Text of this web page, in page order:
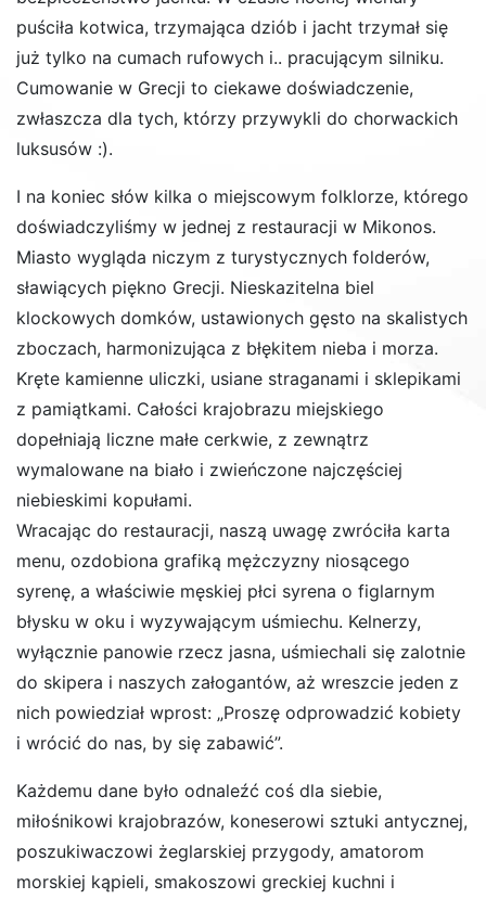
puściła kotwica, trzymająca dziób i jacht trzymał się
już tylko na cumach rufowych i.. pracującym silniku.
Cumowanie w Grecji to ciekawe doświadczenie,
zwłaszcza dla tych, którzy przywykli do chorwackich
luksusów :).
I na koniec słów kilka o miejscowym folklorze, którego
doświadczyliśmy w jednej z restauracji w Mikonos.
Miasto wygląda niczym z turystycznych folderów,
sławiących piękno Grecji. Nieskazitelna biel
klockowych domków, ustawionych gęsto na skalistych
zboczach, harmonizująca z błękitem nieba i morza.
Kręte kamienne uliczki, usiane straganami i sklepikami
z pamiątkami. Całości krajobrazu miejskiego
dopełniają liczne małe cerkwie, z zewnątrz
wymalowane na biało i zwieńczone najczęściej
niebieskimi kopułami.
Wracając do restauracji, naszą uwagę zwróciła karta
menu, ozdobiona grafiką mężczyzny niosącego
syrenę, a właściwie męskiej płci syrena o figlarnym
błysku w oku i wyzywającym uśmiechu. Kelnerzy,
wyłącznie panowie rzecz jasna, uśmiechali się zalotnie
do skipera i naszych załogantów, aż wreszcie jeden z
nich powiedział wprost: „Proszę odprowadzić kobiety
i wrócić do nas, by się zabawić”.
Każdemu dane było odnaleźć coś dla siebie,
miłośnikowi krajobrazów, koneserowi sztuki antycznej,
poszukiwaczowi żeglarskiej przygody, amatorom
morskiej kąpieli, smakoszowi greckiej kuchni i